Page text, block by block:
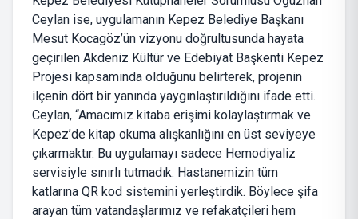
Ceylan ise, uygulamanın Kepez Belediye Başkanı
Mesut Kocagöz’ün vizyonu doğrultusunda hayata
geçirilen Akdeniz Kültür ve Edebiyat Başkenti Kepez
Projesi kapsamında olduğunu belirterek, projenin
ilçenin dört bir yanında yaygınlaştırıldığını ifade etti.
Ceylan, “Amacımız kitaba erişimi kolaylaştırmak ve
Kepez’de kitap okuma alışkanlığını en üst seviyeye
çıkarmaktır. Bu uygulamayı sadece Hemodiyaliz
servisiyle sınırlı tutmadık. Hastanemizin tüm
katlarına QR kod sistemini yerleştirdik. Böylece şifa
arayan tüm vatandaşlarımız ve refakatçileri hem